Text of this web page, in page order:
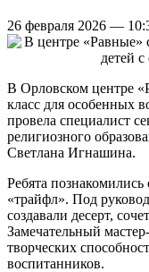
26 февраля 2026 —
В Орловском центре
класс для особенных
провела специалист
религиозного
Светлана Игнашина.
Ребята познакомились
«трайфл». Под
создавали десерт,
Замечательный
творческих
воспитанников.